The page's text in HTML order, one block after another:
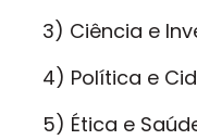
3) Ciência e
4) Política e
5) Ética e